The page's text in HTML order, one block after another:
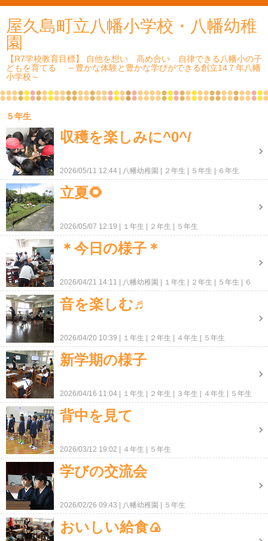
屋久島町立八幡小学校・八幡幼稚
園
【R7学校教育目標】 自他を想い 高め合い 自律できる八幡小の子
どもを育てる ～豊かな体験と豊かな学びができる創立14７年八幡
小学校～
５年生
収穫を楽しみに^0^/
2026/05/11 12:44 八幡幼稚園 ２年生 ５年生 ６年生
立夏🌻
2026/05/07 12:19 １年生 ２年生 ５年生
＊今日の様子＊
2026/04/21 14:11 八幡幼稚園 １年生 ２年生 ５年生
６
年生
音を楽しむ♬
2026/04/20 10:39 １年生 ２年生 ４年生 ５年生
新学期の様子
2026/04/16 11:04 １年生 ２年生 ３年生 ４年生 ５年生
背中を見て
2026/03/12 19:02 ４年生 ５年生
学びの交流会
2026/02/26 09:43 八幡幼稚園 ５年生
おいしい給食🍙